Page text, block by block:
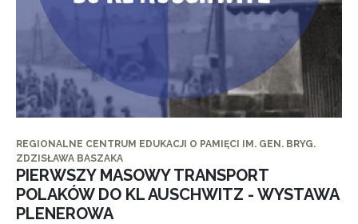
REGIONALNE CENTRUM EDUKACJI O PAMIĘCI IM. GEN. BRYG.
ZDZISŁAWA BASZAKA
PIERWSZY MASOWY TRANSPORT
POLAKÓW DO KL AUSCHWITZ - WYSTAWA
PLENEROWA